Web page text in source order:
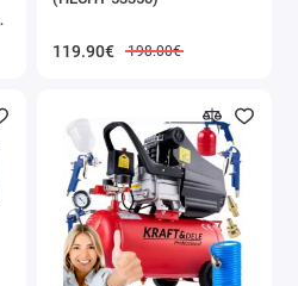
119.90€ 198.00€